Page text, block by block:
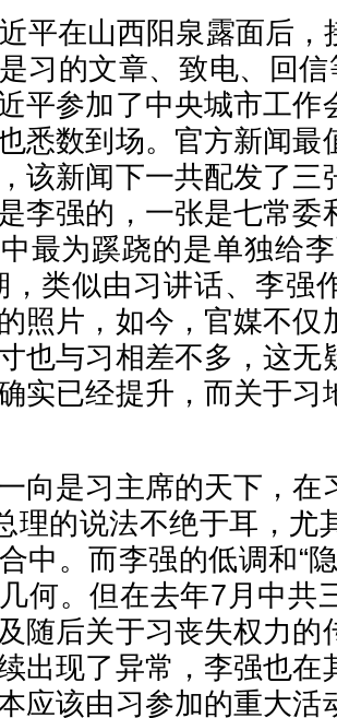
平在山西阳泉露面后，
习的文章、致电、回
平参加了中央城市工作
悉数到场。官方新闻最
该新闻下一共配发了三
李强的，一张是七常委
最为蹊跷的是单独给
，类似由习讲话、李强
照片，如今，官媒不仅
也与习相差不多，这无
实已经提升，而关于习
向是习主席的天下，在
理的说法不绝于耳，尤
中。而李强的低调和“
何。但在去年7月中共
随后关于习丧失权力的
出现了异常，李强也在
应该由习参加的重大活